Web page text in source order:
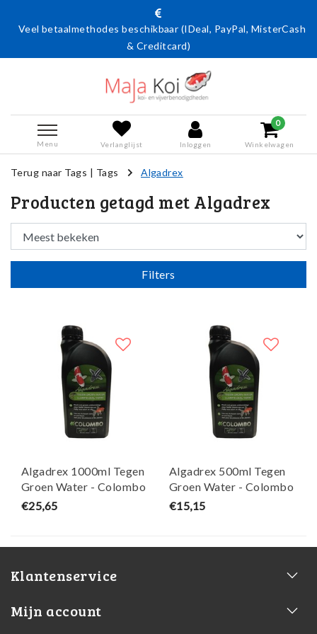
Veel betaalmethodes beschikbaar (IDeal, PayPal, MisterCash
& Creditcard)
Menu Verlanglijst Inloggen
0
Winkelwagen
Terug naar Tags | Tags Algadrex
Producten getagd met Algadrex
Filters
Algadrex 1000ml Tegen
Groen Water - Colombo
€25,65
Algadrex 500ml Tegen
Groen Water - Colombo
€15,15
Klantenservice
Mijn account